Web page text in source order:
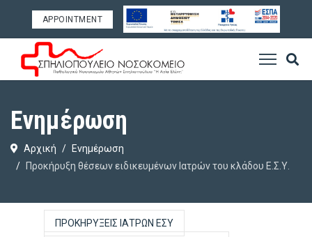
APPOINTMENT
Ενημέρωση
Αρχική
Ενημέρωση
Προκήρυξη θέσεων ειδικευμένων Ιατρών του κλάδου Ε.Σ.Υ.
ΠΡΟΚΗΡΎΞΕΙΣ ΙΑΤΡΏΝ ΕΣΥ